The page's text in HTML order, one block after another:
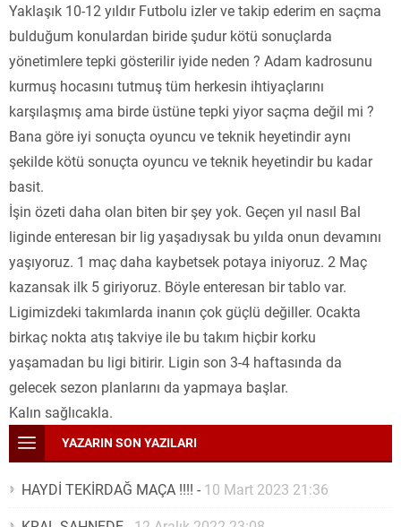
Yaklaşık 10-12 yıldır Futbolu izler ve takip ederim en saçma
bulduğum konulardan biride şudur kötü sonuçlarda
yönetimlere tepki gösterilir iyide neden ? Adam kadrosunu
kurmuş hocasını tutmuş tüm herkesin ihtiyaçlarını
karşılaşmış ama birde üstüne tepki yiyor saçma değil mi ?
Bana göre iyi sonuçta oyuncu ve teknik heyetindir aynı
şekilde kötü sonuçta oyuncu ve teknik heyetindir bu kadar
basit.
İşin özeti daha olan biten bir şey yok. Geçen yıl nasıl Bal
liginde enteresan bir lig yaşadıysak bu yılda onun devamını
yaşıyoruz. 1 maç daha kaybetsek potaya iniyoruz. 2 Maç
kazansak ilk 5 giriyoruz. Böyle enteresan bir tablo var.
Ligimizdeki takımlarda inanın çok güçlü değiller. Ocakta
birkaç nokta atış takviye ile bu takım hiçbir korku
yaşamadan bu ligi bitirir. Ligin son 3-4 haftasında da
gelecek sezon planlarını da yapmaya başlar.
Kalın sağlıcakla.
YAZARIN SON YAZILARI
HAYDİ TEKİRDAĞ MAÇA !!!! - 10 Mart 2023 21:36